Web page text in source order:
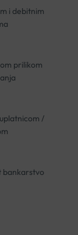
i debitnim
prilikom
/
bankarstvo